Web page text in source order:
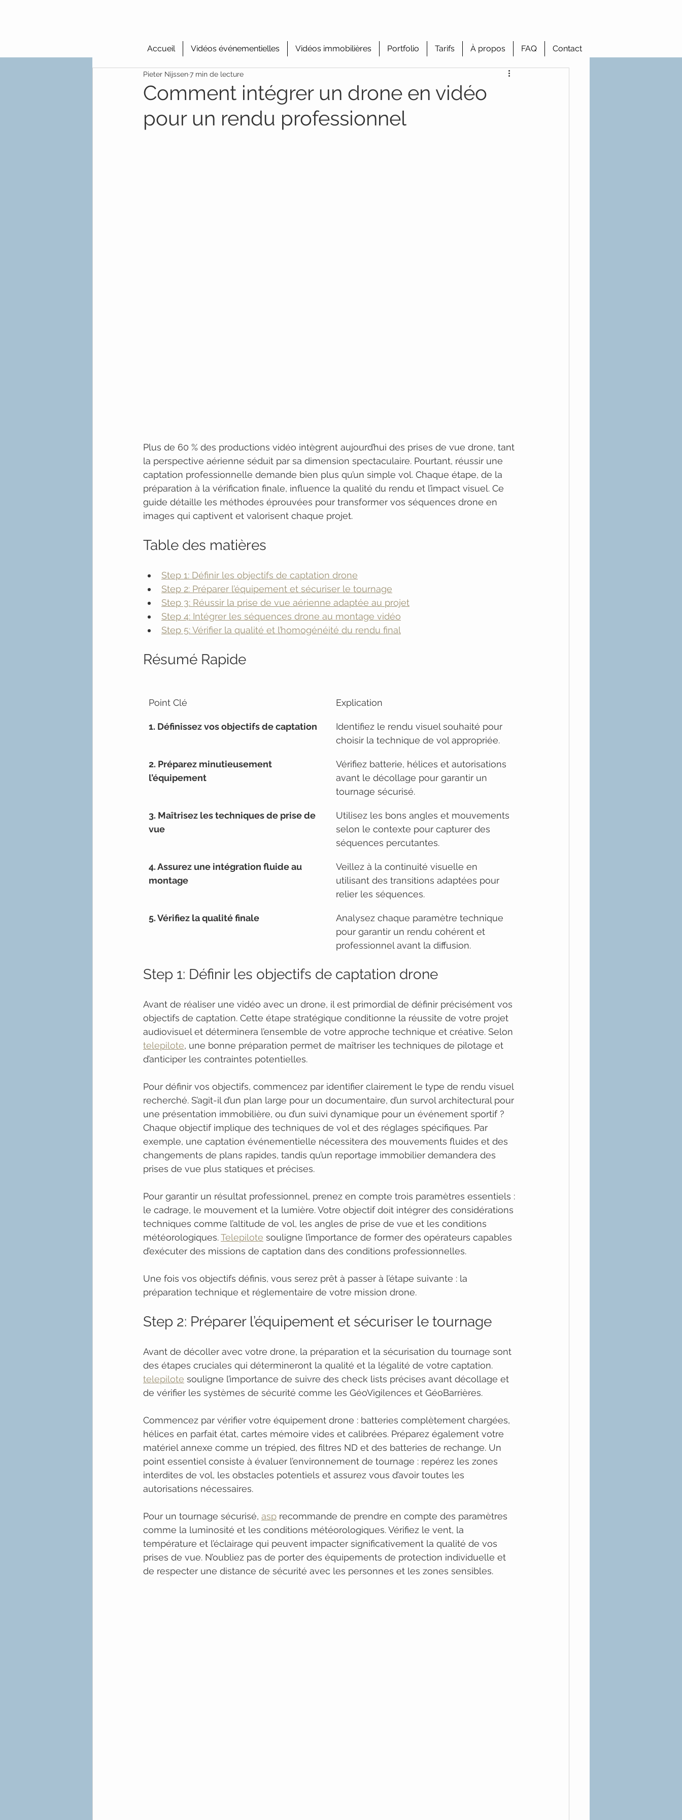
Accueil Vidéos événementielles Vidéos immobilières Portfolio Tarifs À propos FAQ Contact
Comment intégrer un drone en vidéo
pour un rendu professionnel
Pieter Nijssen7 min de lecture
Plus de 60 % des productions vidéo intègrent aujourd’hui des prises de vue drone, tant
la perspective aérienne séduit par sa dimension spectaculaire. Pourtant, réussir une
captation professionnelle demande bien plus qu’un simple vol. Chaque étape, de la
préparation à la vérification finale, influence la qualité du rendu et l’impact visuel. Ce
guide détaille les méthodes éprouvées pour transformer vos séquences drone en
images qui captivent et valorisent chaque projet.
Table des matières
Step 1: Définir les objectifs de captation drone
Step 2: Préparer l’équipement et sécuriser le tournage
Step 3: Réussir la prise de vue aérienne adaptée au projet
Step 4: Intégrer les séquences drone au montage vidéo
Step 5: Vérifier la qualité et l’homogénéité du rendu final
Résumé Rapide
Point Clé Explication
1. Définissez vos objectifs de captation
Identifiez le rendu visuel souhaité pour
choisir la technique de vol appropriée.
2. Préparez minutieusement
l’équipement
Vérifiez batterie, hélices et autorisations
avant le décollage pour garantir un
tournage sécurisé.
3. Maîtrisez les techniques de prise de
vue
Utilisez les bons angles et mouvements
selon le contexte pour capturer des
séquences percutantes.
4. Assurez une intégration fluide au
montage
Veillez à la continuité visuelle en
utilisant des transitions adaptées pour
relier les séquences.
5. Vérifiez la qualité finale
Analysez chaque paramètre technique
pour garantir un rendu cohérent et
professionnel avant la diffusion.
Step 1: Définir les objectifs de captation drone
Avant de réaliser une vidéo avec un drone, il est primordial de définir précisément vos
objectifs de captation. Cette étape stratégique conditionne la réussite de votre projet
audiovisuel et déterminera l’ensemble de votre approche technique et créative. Selon
telepilote, une bonne préparation permet de maîtriser les techniques de pilotage et
d’anticiper les contraintes potentielles.
Pour définir vos objectifs, commencez par identifier clairement le type de rendu visuel
recherché. S’agit-il d’un plan large pour un documentaire, d’un survol architectural pour
une présentation immobilière, ou d’un suivi dynamique pour un événement sportif ?
Chaque objectif implique des techniques de vol et des réglages spécifiques. Par
exemple, une captation événementielle nécessitera des mouvements fluides et des
changements de plans rapides, tandis qu’un reportage immobilier demandera des
prises de vue plus statiques et précises.
Pour garantir un résultat professionnel, prenez en compte trois paramètres essentiels :
le cadrage, le mouvement et la lumière. Votre objectif doit intégrer des considérations
techniques comme l’altitude de vol, les angles de prise de vue et les conditions
météorologiques. Telepilote souligne l’importance de former des opérateurs capables
d’exécuter des missions de captation dans des conditions professionnelles.
Une fois vos objectifs définis, vous serez prêt à passer à l’étape suivante : la
préparation technique et réglementaire de votre mission drone.
Step 2: Préparer l’équipement et sécuriser le tournage
Avant de décoller avec votre drone, la préparation et la sécurisation du tournage sont
des étapes cruciales qui détermineront la qualité et la légalité de votre captation.
telepilote souligne l’importance de suivre des check lists précises avant décollage et
de vérifier les systèmes de sécurité comme les GéoVigilences et GéoBarrières.
Commencez par vérifier votre équipement drone : batteries complètement chargées,
hélices en parfait état, cartes mémoire vides et calibrées. Préparez également votre
matériel annexe comme un trépied, des filtres ND et des batteries de rechange. Un
point essentiel consiste à évaluer l’environnement de tournage : repérez les zones
interdites de vol, les obstacles potentiels et assurez vous d’avoir toutes les
autorisations nécessaires.
Pour un tournage sécurisé, asp recommande de prendre en compte des paramètres
comme la luminosité et les conditions météorologiques. Vérifiez le vent, la
température et l’éclairage qui peuvent impacter significativement la qualité de vos
prises de vue. N’oubliez pas de porter des équipements de protection individuelle et
de respecter une distance de sécurité avec les personnes et les zones sensibles.